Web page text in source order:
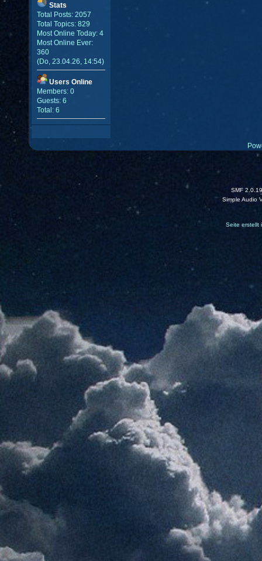
Stats
Total Posts: 2057
Total Topics: 829
Most Online Today: 4
Most Online Ever:
360
(Do, 23.04.26, 14:54)
Users Online
Members: 0
Guests: 6
Total: 6
SMF 2.0.19
Simple Audio
Seite erstellt